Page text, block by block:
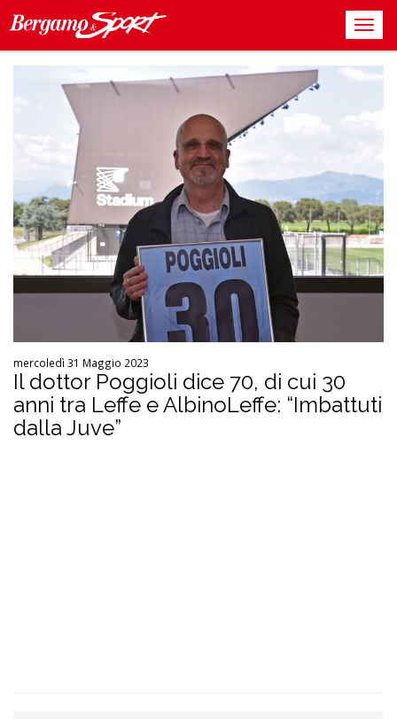
mercoledì 31 Maggio 2023
Il dottor Poggioli dice 70, di cui 30
anni tra Leffe e AlbinoLeffe: “Imbattuti
dalla Juve”